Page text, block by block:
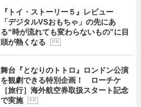
『トイ・ストーリー５』レビュー
「デジタルVSおもちゃ」の先にあ
る“時が流れても変わらないもの”に目
頭が熱くなる
P R
舞台『となりのトトロ』ロンドン公演
を観劇できる特別企画！ ローチケ
［旅行］海外航空券取扱スタート記念
で実施
P R